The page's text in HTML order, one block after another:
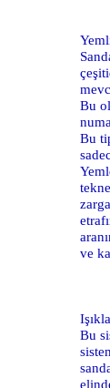
Bu
Bu
ve
Bu